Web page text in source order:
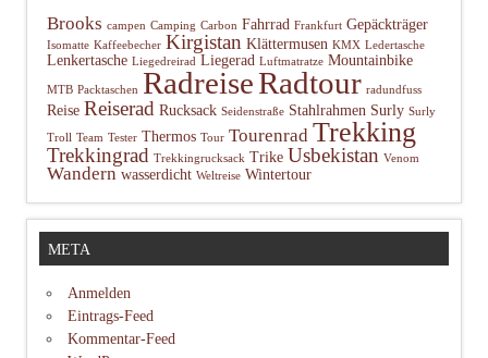
Brooks campen Camping Carbon Fahrrad Frankfurt Gepäckträger
Isomatte Kaffeebecher Kirgistan Klättermusen KMX Ledertasche
Lenkertasche Liegedreirad Liegerad Luftmatratze Mountainbike
MTB Packtaschen RadreiseRadtour radundfuss
Reise Reiserad Rucksack Seidenstraße Stahlrahmen Surly Surly
Troll Team Tester Thermos Tour Tourenrad Trekking
Trekkingrad Trekkingrucksack Trike Usbekistan Venom
Wandern wasserdicht Weltreise Wintertour
META
Anmelden
Eintrags-Feed
Kommentar-Feed